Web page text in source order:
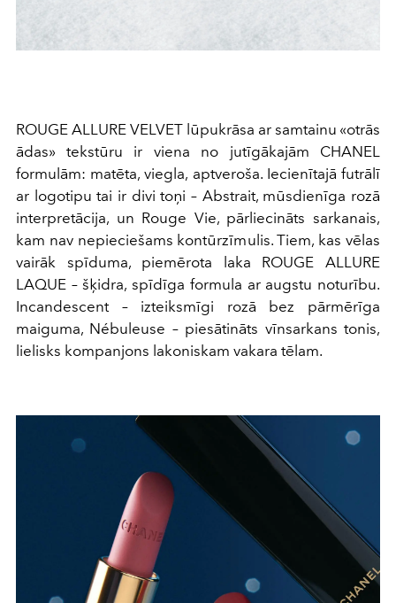
ROUGE ALLURE VELVET lūpukrāsa ar samtainu «otrās
ādas» tekstūru ir viena no jutīgākajām CHANEL
formulām: matēta, viegla, aptveroša. Iecienītajā futrālī
ar logotipu tai ir divi toņi – Abstrait, mūsdienīga rozā
interpretācija, un Rouge Vie, pārliecināts sarkanais,
kam nav nepieciešams kontūrzīmulis. Tiem, kas vēlas
vairāk spīduma, piemērota laka ROUGE ALLURE
LAQUE – šķidra, spīdīga formula ar augstu noturību.
Incandescent – izteiksmīgi rozā bez pārmērīga
maiguma, Nébuleuse – piesātināts vīnsarkans tonis,
lielisks kompanjons lakoniskam vakara tēlam.